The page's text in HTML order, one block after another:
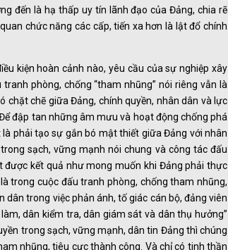
đến là hạ thấp uy tín lãnh đạo của Đảng, chia rẽ
chức năng các cấp, tiến xa hơn là lật đổ chính
kiện hoàn cảnh nào, yêu cầu của sự nghiệp xây
phòng, chống “tham nhũng” nói riêng vẫn là
chặt chẽ giữa Đảng, chính quyền, nhân dân và lực
đập tan những âm mưu và hoạt động chống phá
phải tạo sự gắn bó mật thiết giữa Đảng với nhân
sạch, vững mạnh nói chung và công tác đấu
kết quả như mong muốn khi Đảng phải thực
trong cuộc đấu tranh phòng, chống tham nhũng,
dân trong việc phản ánh, tố giác cán bộ, đảng viên
dân kiểm tra, dân giám sát và dân thụ hưởng”
trong sạch, vững mạnh, dân tin Đảng thì chúng
nhũng, tiêu cực thành công. Và chỉ có tinh thần